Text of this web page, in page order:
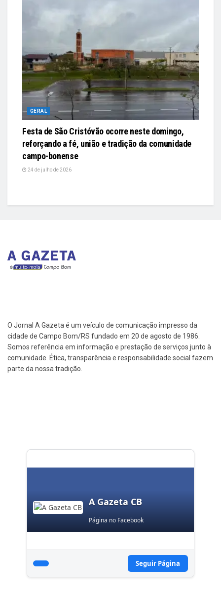
GERAL
Festa de São Cristóvão ocorre neste domingo,
reforçando a fé, união e tradição da comunidade
campo-bonense
24 de julho de 2026
O Jornal A Gazeta é um veículo de comunicação impresso da
cidade de Campo Bom/RS fundado em 20 de agosto de 1986.
Somos referência em informação e prestação de serviços junto à
comunidade. Ética, transparência e responsabilidade social fazem
parte da nossa tradição.
A Gazeta CB
Página no Facebook
Seguir Página